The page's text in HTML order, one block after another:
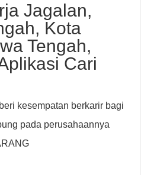
Jagalan,
Kota
Tengah,
Cari
kesempatan berkarir bagi
pada perusahaannya